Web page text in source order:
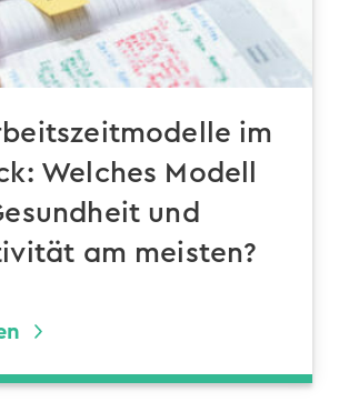
im
Welches Modell
und
am meisten?